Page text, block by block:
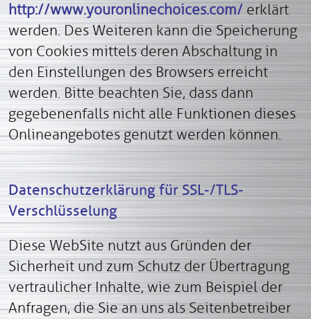
http://www.youronlinechoices.com/ erklärt
werden. Des Weiteren kann die Speicherung
von Cookies mittels deren Abschaltung in
den Einstellungen des Browsers erreicht
werden. Bitte beachten Sie, dass dann
gegebenenfalls nicht alle Funktionen dieses
Onlineangebotes genutzt werden können.
Datenschutzerklärung für SSL-/TLS-
Verschlüsselung
Diese WebSite nutzt aus Gründen der
Sicherheit und zum Schutz der Übertragung
vertraulicher Inhalte, wie zum Beispiel der
Anfragen, die Sie an uns als Seitenbetreiber